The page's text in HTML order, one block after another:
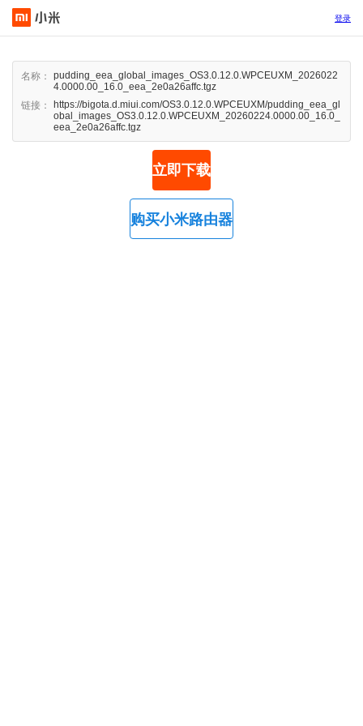
登录
名称：
pudding_eea_global_images_OS3.0.12.0.WPCEUXM_2026022
4.0000.00_16.0_eea_2e0a26affc.tgz
链接：
https://bigota.d.miui.com/OS3.0.12.0.WPCEUXM/pudding_eea_gl
obal_images_OS3.0.12.0.WPCEUXM_20260224.0000.00_16.0_
eea_2e0a26affc.tgz
立即下载
购买小米路由器